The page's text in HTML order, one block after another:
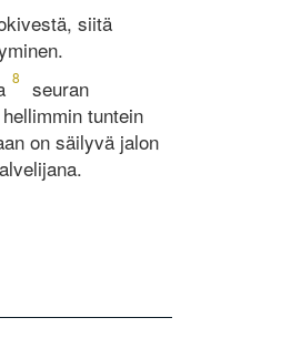
siitä
8
seuran
tuntein
on säilyvä jalon